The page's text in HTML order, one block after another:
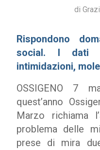
di
Rispondono
social. I dati
intimidazioni,
OSSIGENO 7
quest’anno
Marzo richiama
problema delle
prese di mira